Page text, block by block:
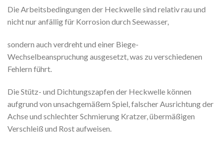
Die Arbeitsbedingungen der Heckwelle sind relativ rau und
nicht nur anfällig für Korrosion durch Seewasser,
sondern auch verdreht und einer Biege-
Wechselbeanspruchung ausgesetzt, was zu verschiedenen
Fehlern führt.
Die Stütz- und Dichtungszapfen der Heckwelle können
aufgrund von unsachgemäßem Spiel, falscher Ausrichtung der
Achse und schlechter Schmierung Kratzer, übermäßigen
Verschleiß und Rost aufweisen.